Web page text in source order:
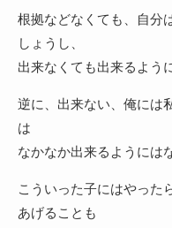
根拠などなくても、自分
しょうし、
出来なくても出来るよう
逆に、出来ない、俺には
は
なかなか出来るようには
こういった子にはやった
あげることも